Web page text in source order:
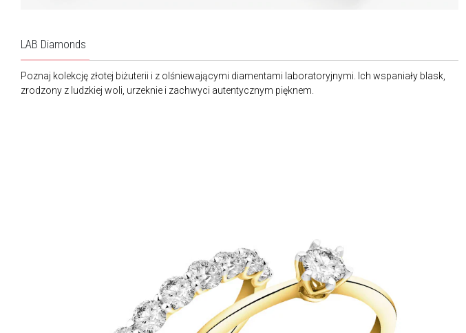
LAB Diamonds
Poznaj kolekcję złotej biżuterii i z olśniewającymi diamentami laboratoryjnymi. Ich wspaniały blask,
zrodzony z ludzkiej woli, urzeknie i zachwyci autentycznym pięknem.